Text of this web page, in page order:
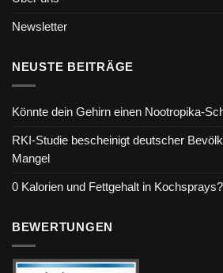
Newsletter
NEUSTE BEITRÄGE
Könnte dein Gehirn einen Nootropika-
RKI-Studie bescheinigt deutscher
Mangel
0 Kalorien und Fettgehalt in Kochsprays?
BEWERTUNGEN